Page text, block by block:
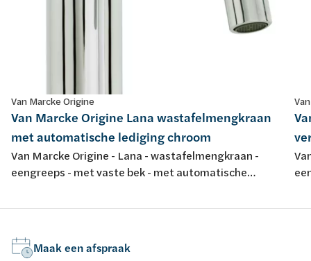
Van Marcke Origine
Van Marcke Origine Lana wastafelmengkraan
met automatische lediging chroom
Van Marcke Origine - Lana - wastafelmengkraan -
eengreeps - met vaste bek - met automatische
Maak een afspraak